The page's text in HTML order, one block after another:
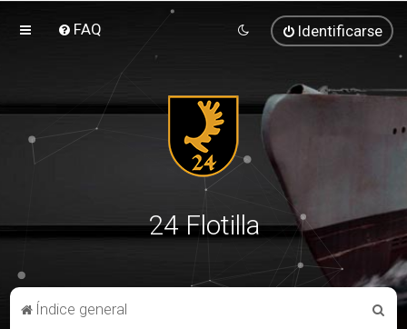
FAQ Identificarse
24 Flotilla
Índice general